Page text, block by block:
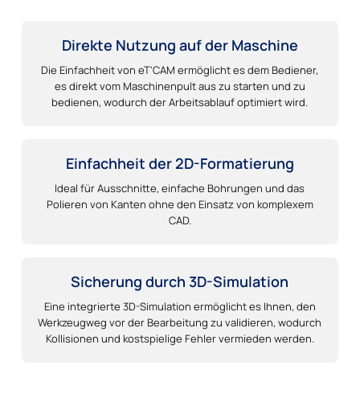
Direkte Nutzung auf der Maschine
Die Einfachheit von eT'CAM ermöglicht es dem Bediener,
es direkt vom Maschinenpult aus zu starten und zu
bedienen, wodurch der Arbeitsablauf optimiert wird.
Einfachheit der 2D-Formatierung
Ideal für Ausschnitte, einfache Bohrungen und das
Polieren von Kanten ohne den Einsatz von komplexem
CAD.
Sicherung durch 3D-Simulation
Eine integrierte 3D-Simulation ermöglicht es Ihnen, den
Werkzeugweg vor der Bearbeitung zu validieren, wodurch
Kollisionen und kostspielige Fehler vermieden werden.